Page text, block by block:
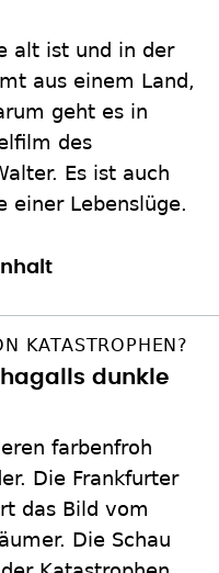
alt ist und in der
aus einem Land,
geht es in
des
Es ist auch
einer Lebenslüge.
KATASTROPHEN?
dunkle
farbenfroh
Die Frankfurter
das Bild vom
Die Schau